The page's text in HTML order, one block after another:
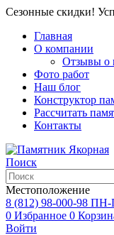
Сезонные скидки!
Главная
О компании
Отзывы о
Фото работ
Наш блог
Конструктор
Рассчитать
Контакты
Поиск
Местоположение
8 (812) 98-000-98 ПН-
0 Избранное 0
Войти